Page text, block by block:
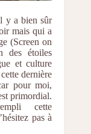
y a bien sûr
mais qui a
(Screen on
des étoiles
et culture
dernière
pour moi,
primordial.
cette
pas à